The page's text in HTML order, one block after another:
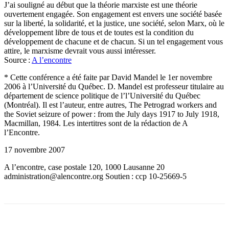
J’ai souligné au début que la théorie marxiste est une théorie
ouvertement engagée. Son engagement est envers une société basée
sur la liberté, la solidarité, et la justice, une société, selon Marx, où le
développement libre de tous et de toutes est la condition du
développement de chacune et de chacun. Si un tel engagement vous
attire, le marxisme devrait vous aussi intéresser.
Source : A l’encontre
* Cette conférence a été faite par David Mandel le 1er novembre
2006 à l’Université du Québec. D. Mandel est professeur titulaire au
département de science politique de l’l’Université du Québec
(Montréal). Il est l’auteur, entre autres, The Petrograd workers and
the Soviet seizure of power : from the July days 1917 to July 1918,
Macmillan, 1984. Les intertitres sont de la rédaction de A
l’Encontre.
17 novembre 2007
A l’encontre, case postale 120, 1000 Lausanne 20
administration@alencontre.org Soutien : ccp 10-25669-5